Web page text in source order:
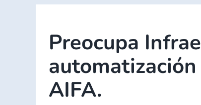
Preocupa
AIFA.